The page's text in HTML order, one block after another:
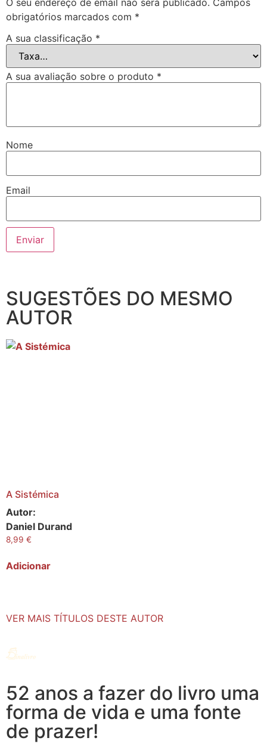
O seu endereço de email não será publicado. Campos
obrigatórios marcados com *
A sua classificação *
A sua avaliação sobre o produto *
Nome
Email
SUGESTÕES DO MESMO
AUTOR
A Sistémica
Autor:
Daniel Durand
8,99 €
Adicionar
VER MAIS TÍTULOS DESTE AUTOR
52 anos a fazer do livro uma
forma de vida e uma fonte
de prazer!